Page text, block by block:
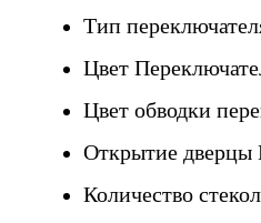
Тип
Цвет
Цвет обводки
Открытие дверцы
Количество